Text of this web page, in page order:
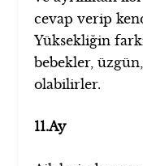
cevap verip
Yüksekliğin
bebekler,
olabilirler.
11.Ay